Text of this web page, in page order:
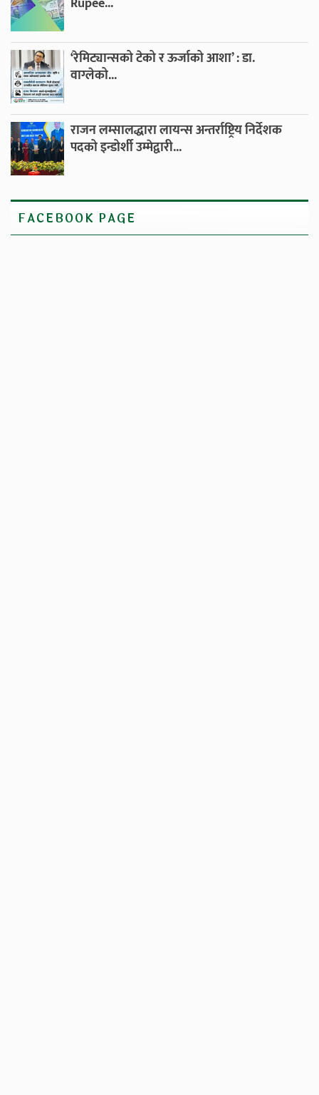
‘रेमिट्यान्सको टेको र ऊर्जाको आशा’ : डा.
वाग्लेको...
राजन लम्सालद्धारा लायन्स अन्तर्राष्ट्रिय निर्देशक
पदको इन्डोर्शी उम्मेद्वारी...
FACEBOOK PAGE